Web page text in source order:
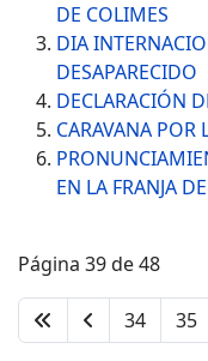
DE COLIMES
DIA
DESAPARECIDO
DECLARACIÓN
CARAVANA POR
EN LA FRANJA
Página 39 de 48
34 35